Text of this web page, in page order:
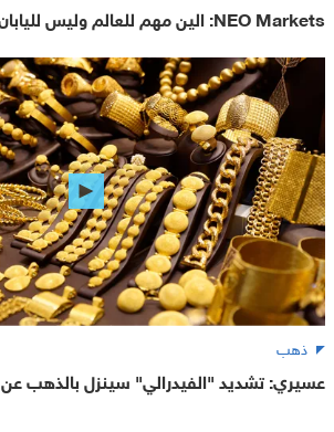
NEO Markets: الين مهم للعالم وليس لليابان وأميركا فقط
ذهب
عسيري: تشديد "الفيدرالي" سينزل بالذهب عن 4000 دولار